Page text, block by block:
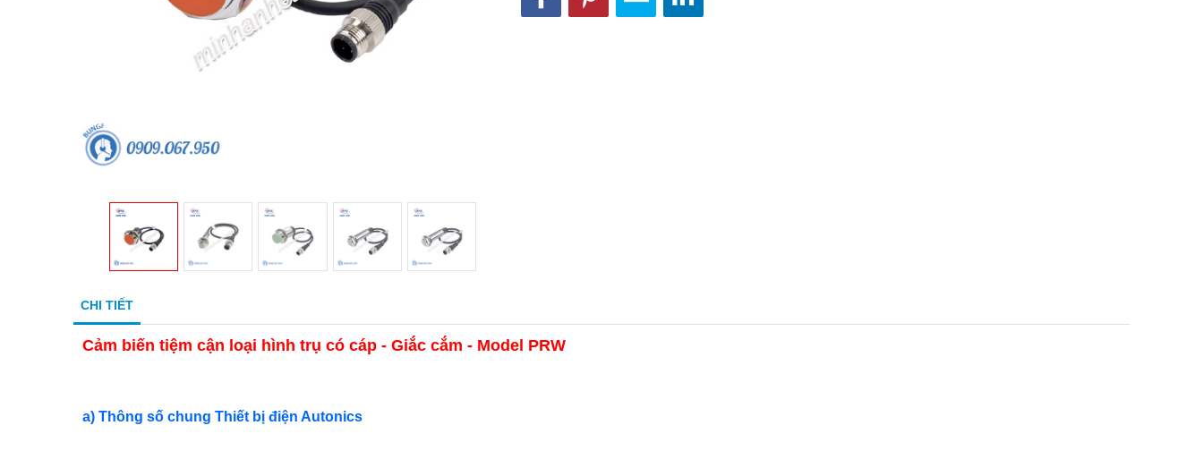
CHI TIẾT
Cảm biến tiệm cận loại hình trụ có cáp - Giắc cắm - Model PRW
a) Thông số chung Thiết bị điện Autonics